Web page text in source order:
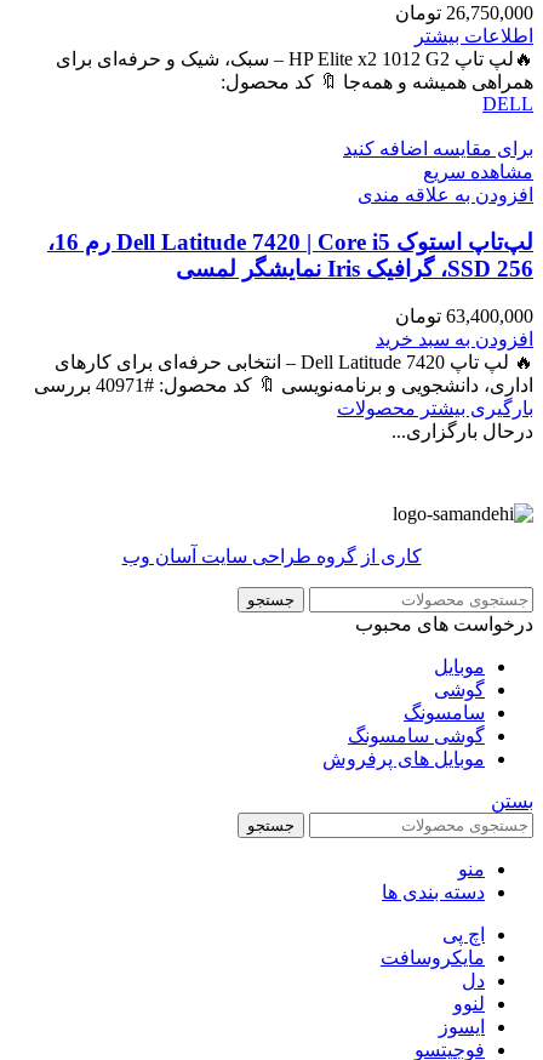
26,750,000 تومان
اطلاعات بیشتر
🔥لپ تاپ HP Elite x2 1012 G2 – سبک، شیک و حرفه‌ای برای
همراهی همیشه و همه‌جا 🔖 کد محصول:
DELL
برای مقایسه اضافه کنید
مشاهده سریع
افزودن به علاقه مندی
لپ‌تاپ استوک Dell Latitude 7420 | Core i5 رم 16،
SSD 256، گرافیک Iris نمایشگر لمسی
63,400,000 تومان
افزودن به سبد خرید
🔥 لپ تاپ Dell Latitude 7420 – انتخابی حرفه‌ای برای کارهای
اداری، دانشجویی و برنامه‌نویسی 🔖 کد محصول: #40971 بررسی
بارگیری بیشتر محصولات
درحال بارگزاری...
کاری از گروه طراحی سایت آسان وب
جستجو
درخواست های محبوب
موبایل
گوشی
سامسونگ
گوشی سامسونگ
موبایل های پرفروش
بستن
جستجو
منو
دسته بندی ها
اچ پی
مایکروسافت
دل
لنوو
ایسوز
فوجیتسو